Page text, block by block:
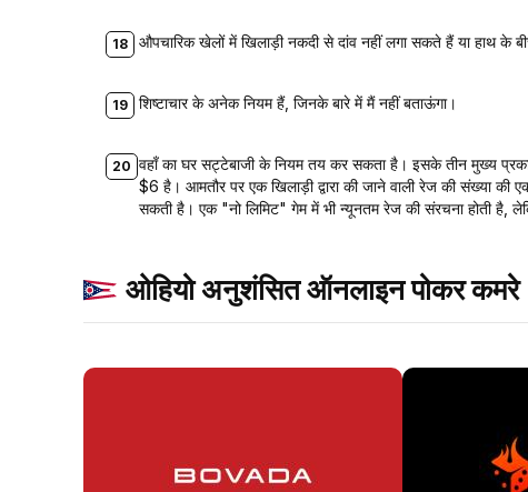
औपचारिक खेलों में खिलाड़ी नकदी से दांव नहीं लगा सकते हैं या हाथ के
शिष्टाचार के अनेक नियम हैं, जिनके बारे में मैं नहीं बताऊंगा।
वहाँ का घर सट्टेबाजी के नियम तय कर सकता है। इसके तीन मुख्य
$6 है। आमतौर पर एक खिलाड़ी द्वारा की जाने वाली रेज की संख्या
सकती है। एक "नो लिमिट" गेम में भी न्यूनतम रेज की संरचना होती है,
ओहियो अनुशंसित ऑनलाइन पोकर कमरे